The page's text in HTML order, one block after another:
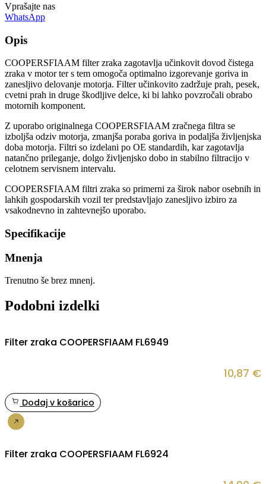
Vprašajte nas
WhatsApp
Opis
COOPERSFIAAM filter zraka zagotavlja učinkovit dovod čistega
zraka v motor ter s tem omogoča optimalno izgorevanje goriva in
zanesljivo delovanje motorja. Filter učinkovito zadržuje prah, pesek,
cvetni prah in druge škodljive delce, ki bi lahko povzročali obrabo
motornih komponent.
Z uporabo originalnega COOPERSFIAAM zračnega filtra se
izboljša odziv motorja, zmanjša poraba goriva in podaljša življenjska
doba motorja. Filtri so izdelani po OE standardih, kar zagotavlja
natančno prileganje, dolgo življenjsko dobo in stabilno filtracijo v
celotnem servisnem intervalu.
COOPERSFIAAM filtri zraka so primerni za širok nabor osebnih in
lahkih gospodarskih vozil ter predstavljajo zanesljivo izbiro za
vsakodnevno in zahtevnejšo uporabo.
Specifikacije
Mnenja
Trenutno še brez mnenj.
Podobni izdelki
Filter zraka COOPERSFIAAM FL6949
10,87 €
Dodaj v košarico
Filter zraka COOPERSFIAAM FL6924